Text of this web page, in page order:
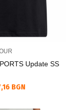
Update SS
BGN